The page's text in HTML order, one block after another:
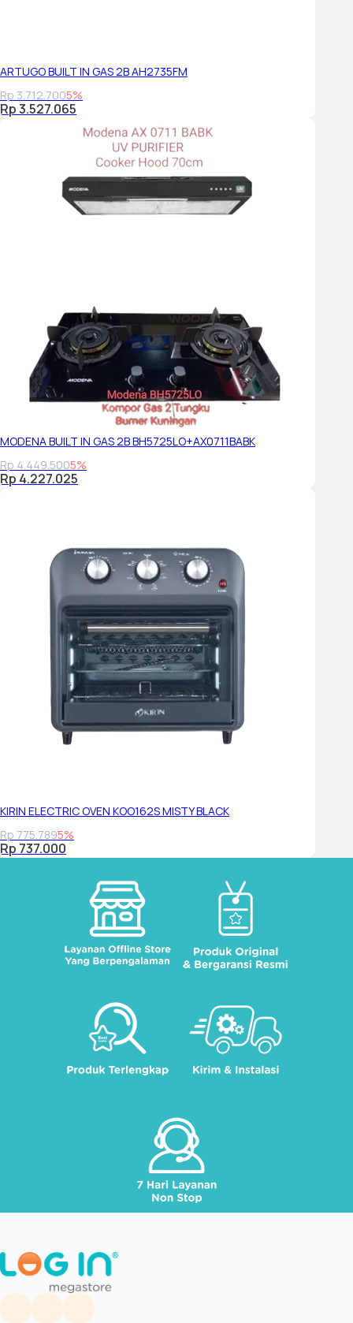
ARTUGO BUILT IN GAS 2B AH2735FM
Rp 3.712.7005%
Rp 3.527.065
MODENA BUILT IN GAS 2B BH5725LO+AX0711BABK
Rp 4.449.5005%
Rp 4.227.025
KIRIN ELECTRIC OVEN KOO162S MISTY BLACK
Rp 775.7895%
Rp 737.000